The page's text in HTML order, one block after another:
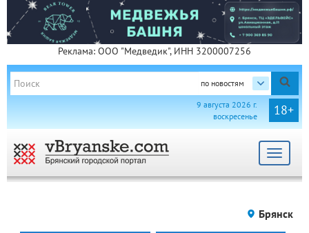
Реклама: ООО "Медведик", ИНН 3200007256
по новостям
18+
9 августа 2026 г.
воскресенье
Toggle
Брянск